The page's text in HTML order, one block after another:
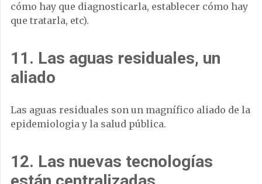
cómo hay que diagnosticarla, establecer cómo hay
que tratarla, etc).
11. Las aguas residuales, un
aliado
Las aguas residuales son un magnífico aliado de la
epidemiologia y la salud pública.
12. Las nuevas tecnologías